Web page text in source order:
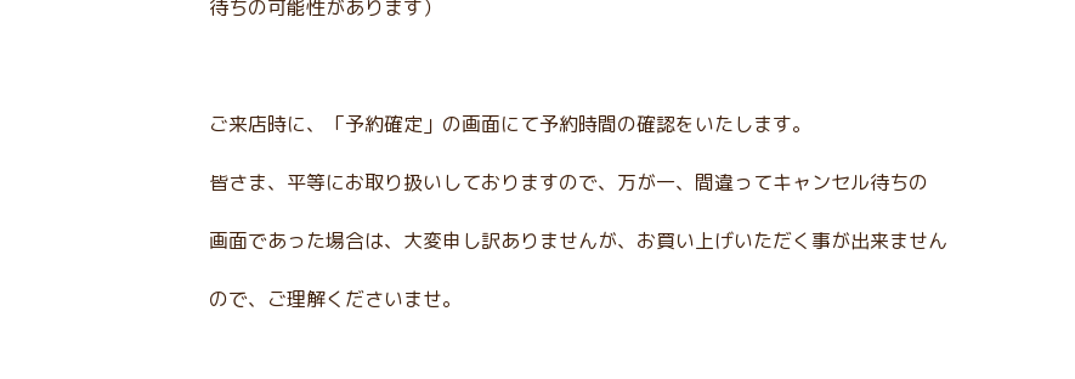
待ちの可能性があります）
ご来店時に、「予約確定」の画面にて予約時間の確認をいたします。
皆さま、平等にお取り扱いしておりますので、万が一、間違ってキャンセル待ちの
画面であった場合は、大変申し訳ありませんが、お買い上げいただく事が出来ません
ので、ご理解くださいませ。